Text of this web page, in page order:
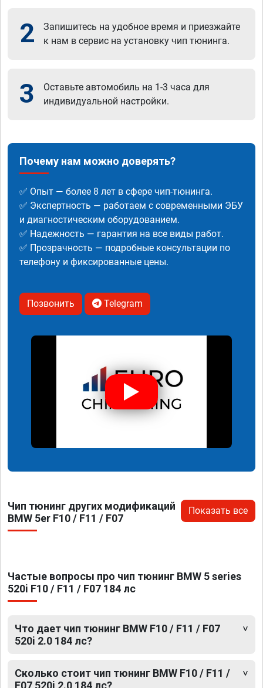
2
Запишитесь на удобное время и приезжайте
к нам в сервис на установку чип тюнинга.
3
Оставьте автомобиль на 1-3 часа для
индивидуальной настройки.
Почему нам можно доверять?
✅ Опыт — более 8 лет в сфере чип-тюнинга.
✅ Экспертность — работаем с современными ЭБУ
и диагностическим оборудованием.
✅ Надежность — гарантия на все виды работ.
✅ Прозрачность — подробные консультации по
телефону и фиксированные цены.
Позвонить Telegram
Чип тюнинг других модификаций
BMW 5er F10 / F11 / F07
Показать все
Частые вопросы про чип тюнинг BMW 5 series
520i F10 / F11 / F07 184 лс
Что дает чип тюнинг BMW F10 / F11 / F07
520i 2.0 184 лс?
Сколько стоит чип тюнинг BMW F10 / F11 /
F07 520i 2.0 184 лс?